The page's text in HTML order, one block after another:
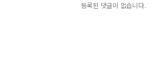
등록된 댓글이 없습니다.